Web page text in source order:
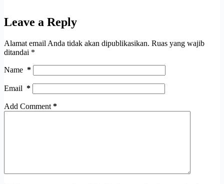
Leave a Reply
Alamat email Anda tidak akan dipublikasikan. Ruas yang wajib
ditandai *
Name *
Email *
Add Comment *